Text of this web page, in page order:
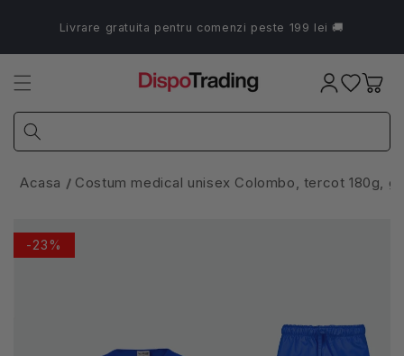
conținutLivrare gratuita pentru comenzi peste 199 lei 🚚
Coș
Acasa Costum medical unisex Colombo, tercot 180g,
-23%